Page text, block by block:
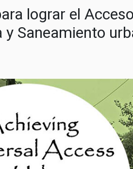
DEL CONOCIMIENTO
lograr el
Saneamiento